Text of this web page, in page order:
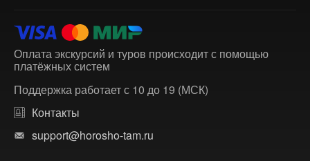
Оплата экскурсий и туров происходит с помощью
платёжных систем
Поддержка работает с 10 до 19 (МСК)
Контакты
support@horosho-tam.ru